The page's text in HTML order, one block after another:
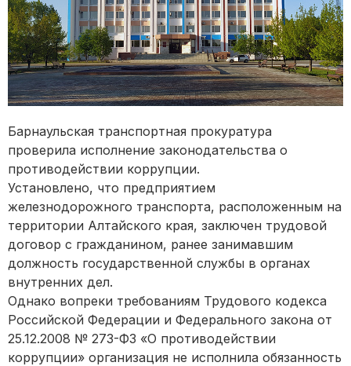
Барнаульская транспортная прокуратура
проверила исполнение законодательства о
противодействии коррупции.
Установлено, что предприятием
железнодорожного транспорта, расположенным на
территории Алтайского края, заключен трудовой
договор с гражданином, ранее занимавшим
должность государственной службы в органах
внутренних дел.
Однако вопреки требованиям Трудового кодекса
Российской Федерации и Федерального закона от
25.12.2008 № 273-ФЗ «О противодействии
коррупции» организация не исполнила обязанность